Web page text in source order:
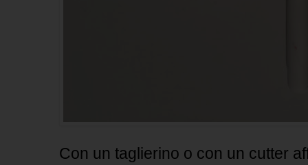
Con un taglierino o con un cutter